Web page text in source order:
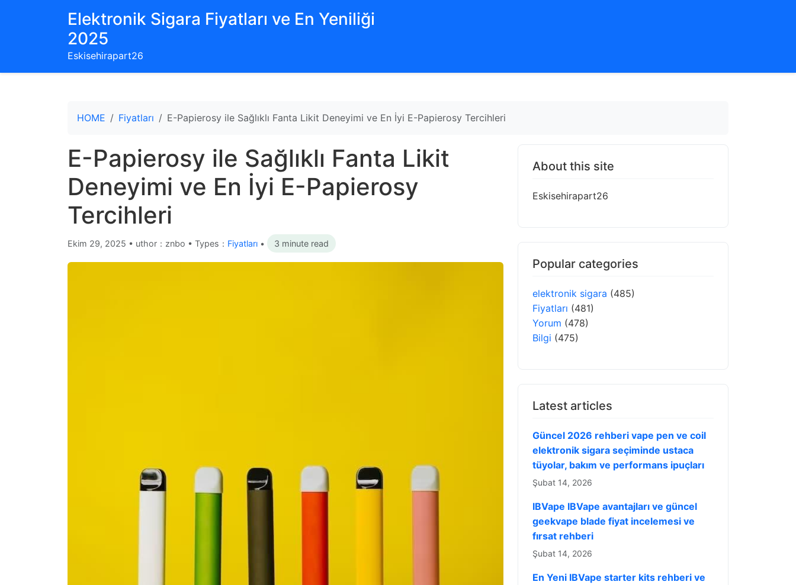
Elektronik Sigara Fiyatları ve En Yeniliği
2025
Eskisehirapart26
HOME Fiyatları E-Papierosy ile Sağlıklı Fanta Likit Deneyimi ve En İyi E-Papierosy Tercihleri
E-Papierosy ile Sağlıklı Fanta Likit
Deneyimi ve En İyi E-Papierosy
Tercihleri
Ekim 29, 2025 • uthor：znbo • Types： Fiyatları • 3 minute read
About this site
Eskisehirapart26
Popular categories
elektronik sigara (485)
Fiyatları (481)
Yorum (478)
Bilgi (475)
Latest articles
Güncel 2026 rehberi vape pen ve coil
elektronik sigara seçiminde ustaca
tüyolar, bakım ve performans ipuçları
Şubat 14, 2026
IBVape IBVape avantajları ve güncel
geekvape blade fiyat incelemesi ve
fırsat rehberi
Şubat 14, 2026
En Yeni IBVape starter kits rehberi ve